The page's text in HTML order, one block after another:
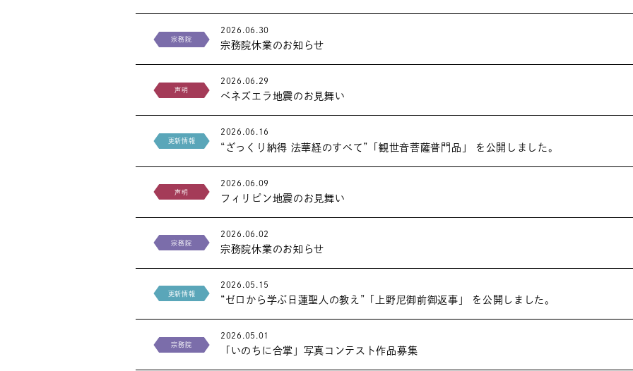
宗務院
2026.06.30
宗務院休業のお知らせ
声明
2026.06.29
ベネズエラ地震のお見舞い
更新情報
2026.06.16
“ざっくり納得 法華経のすべて”「観世音菩薩普門品」 を公開しました。
声明
2026.06.09
フィリピン地震のお見舞い
宗務院
2026.06.02
宗務院休業のお知らせ
更新情報
2026.05.15
“ゼロから学ぶ日蓮聖人の教え”「上野尼御前御返事」 を公開しました。
宗務院
2026.05.01
「いのちに合掌」写真コンテスト作品募集